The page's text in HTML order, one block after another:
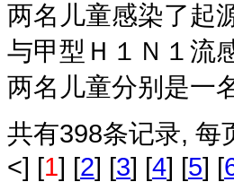
两名儿童感染了起
与甲型Ｈ１Ｎ１
两名儿童分别是一
共有398条记录, 每
<] [1] [2] [3] [4] [5] [